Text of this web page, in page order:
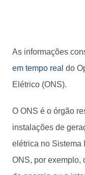
As informações
em tempo real do
Elétrico (ONS).
O ONS é o órgão
instalações de
elétrica no Sistema
ONS, por exemplo,